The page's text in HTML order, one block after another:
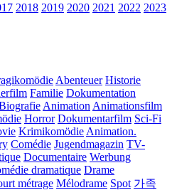
2018 2019 2020 2021 2022 2023
Abenteuer Historie
Familie Dokumentation
Animation Animationsfilm
Horror Dokumentarfilm Sci-Fi
Krimikomödie Animation.
Comédie Jugendmagazin TV-
Documentaire Werbung
dramatique Drame
métrage Mélodrame Spot 가족